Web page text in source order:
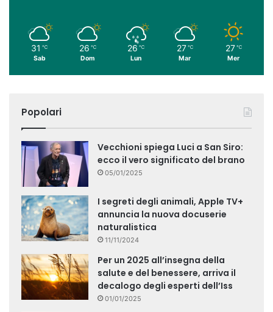
31 ℃
Sab
26 ℃
Dom
26 ℃
Lun
27 ℃
Mar
27 ℃
Mer
Popolari
Vecchioni spiega Luci a San Siro:
ecco il vero significato del brano
05/01/2025
I segreti degli animali, Apple TV+
annuncia la nuova docuserie
naturalistica
11/11/2024
Per un 2025 all’insegna della
salute e del benessere, arriva il
decalogo degli esperti dell’Iss
01/01/2025